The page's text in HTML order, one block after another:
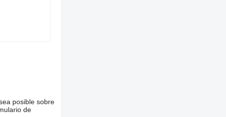
posible sobre
de